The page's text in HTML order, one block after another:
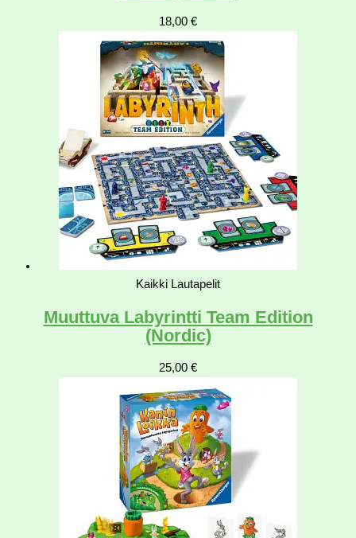
18,00 €
Kaikki Lautapelit
Muuttuva Labyrintti Team Edition
(Nordic)
25,00 €